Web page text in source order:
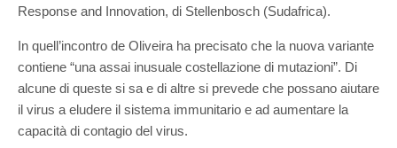
Response and Innovation, di Stellenbosch (Sudafrica).
In quell’incontro de Oliveira ha precisato che la nuova variante
contiene “una assai inusuale costellazione di mutazioni”. Di
alcune di queste si sa e di altre si prevede che possano aiutare
il virus a eludere il sistema immunitario e ad aumentare la
capacità di contagio del virus.